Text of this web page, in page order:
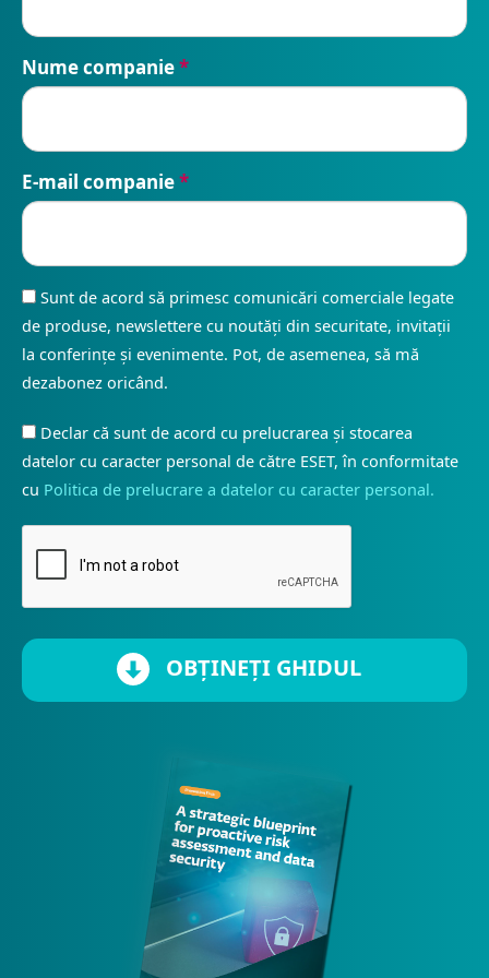
Nume companie*
E-mail companie*
Sunt de acord să primesc comunicări comerciale legate
de produse, newslettere cu noutăți din securitate, invitații
la conferințe și evenimente. Pot, de asemenea, să mă
dezabonez oricând.
Declar că sunt de acord cu prelucrarea și stocarea
datelor cu caracter personal de către ESET, în conformitate
cu Politica de prelucrare a datelor cu caracter personal.
OBȚINEȚI GHIDUL